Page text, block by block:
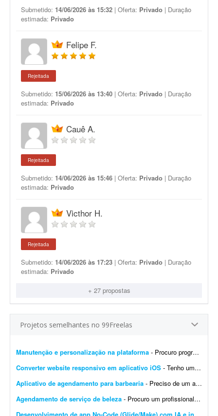
Submetido: 14/06/2026 às 15:32 | Oferta: Privado | Duração
estimada: Privado
Felipe F.
Rejeitada
Submetido: 15/06/2026 às 13:40 | Oferta: Privado | Duração
estimada: Privado
Cauê A.
Rejeitada
Submetido: 14/06/2026 às 15:46 | Oferta: Privado | Duração
estimada: Privado
Victhor H.
Rejeitada
Submetido: 14/06/2026 às 17:23 | Oferta: Privado | Duração
estimada: Privado
+ 27 propostas
Projetos semelhantes no 99Freelas
Manutenção e personalização na plataforma - Procuro programador com experiência comprovada na plataforma GPSWOX. O trabalho consiste em realizar manutenção, correções, personalizações e atualiz...
Converter website responsivo em aplicativo iOS - Tenho um website responsivo e preciso transformá-lo em um aplicativo para iPhone, para poder publicá-lo na App Store.
Aplicativo de agendamento para barbearia - Preciso de um aplicativo para gerenciar e agendar horários na minha barbearia. Já tenho um site, mas desejo um aplicativo específico para agendamentos.
Agendamento de serviço de beleza - Procuro um profissional que desenvolva um app para agendamento online que permite pagamento direto pelo app. Mais detalhes após a assinatura da NDA.